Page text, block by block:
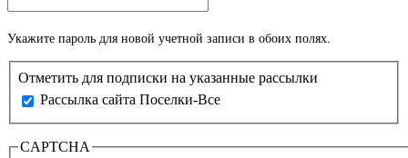
Укажите пароль для новой учетной записи в обоих полях.
Отметить для подписки на указанные рассылки
Рассылка сайта Поселки-Все
CAPTCHA